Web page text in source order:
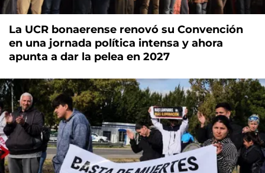
La UCR bonaerense renovó su Convención
en una jornada política intensa y ahora
apunta a dar la pelea en 2027